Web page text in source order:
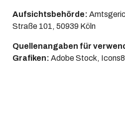
Aufsichtsbehörde:
Straße 101, 50939 Köln
Quellenangaben für
Grafiken: Adobe Stock,